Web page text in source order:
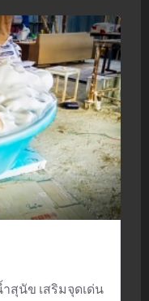
สุนัข เสริมจุดเด่น